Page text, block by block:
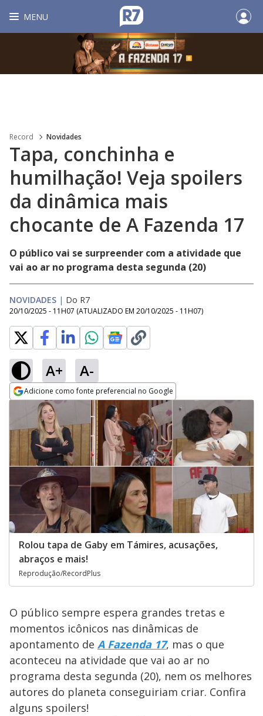
MENU
Record Novidades
Tapa, conchinha e
humilhação! Veja spoilers
da dinâmica mais
chocante de A Fazenda 17
O público vai se surpreender com a atividade que
vai ao ar no programa desta segunda (20)
NOVIDADES | Do R7
20/10/2025 - 11H07 (ATUALIZADO EM 20/10/2025 - 11H07)
A+ A-
Adicione como fonte preferencial no Google
Opens in new window
Rolou tapa de Gaby em Támires, acusações,
abraços e mais!
Reprodução/RecordPlus
O público sempre espera grandes tretas e
momentos icônicos nas dinâmicas de
apontamento de A Fazenda 17, mas o que
aconteceu na atividade que vai ao ar no
programa desta segunda (20), nem os melhores
autores do planeta conseguiriam criar. Confira
alguns spoilers!